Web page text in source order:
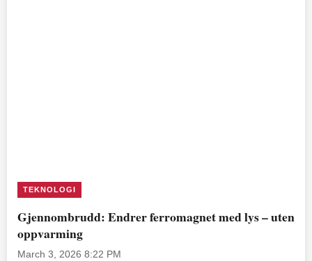
TEKNOLOGI
Gjennombrudd: Endrer ferromagnet med lys – uten
oppvarming
March 3, 2026 8:22 PM